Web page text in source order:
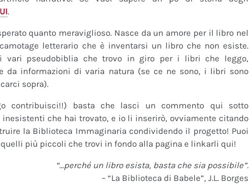
.
quanto meraviglioso. Nasce da un amore per il libro nel
letterario che è inventarsi un libro che non esiste.
vari pseudobiblia che trovo in giro per i libri che leggo,
da informazioni di varia natura (se ce ne sono, i libri sono
sopra).
contribuisci!!) basta che lasci un commento qui sotto
che hai trovato, e io li inserirò, ovviamente citando
la Biblioteca Immaginaria condividendo il progetto! Puoi
più piccoli che trovi in fondo alla pagina e linkarli qui!
“…perché un libro esista, basta che sia possibile”.
– “La Biblioteca di Babele”, J.L. Borges